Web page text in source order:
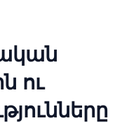
ու